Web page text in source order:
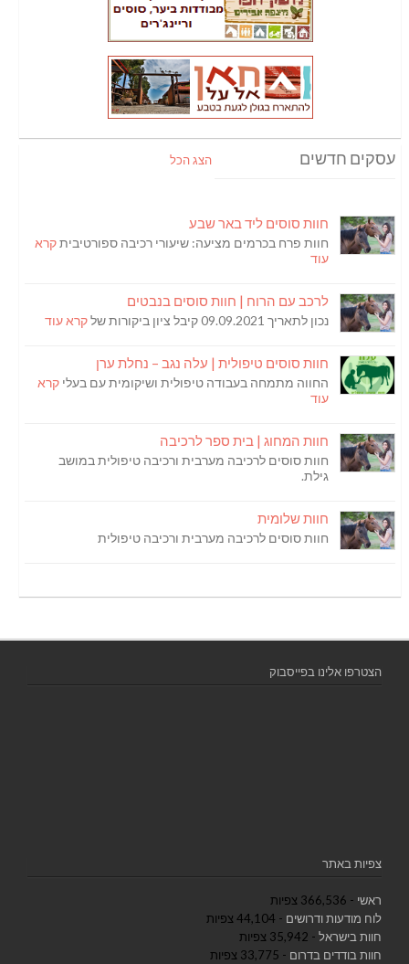
עסקים חדשים הצג הכל
חוות סוסים ליד באר שבע
חוות פרח בכרמים מציעה: שיעורי רכיבה ספורטיביתקרא
עוד
לרכב עם הרוח | חוות סוסים בנבטים
נכון לתאריך 09.09.2021 קיבל ציון ביקורות של קרא עוד
חוות סוסים טיפולית | עלה נגב – נחלת ערן
החווה מתמחה בעבודה טיפולית ושיקומית עם בעלי קרא
עוד
חוות המחוג | בית ספר לרכיבה
חוות סוסים לרכיבה מערבית ורכיבה טיפולית במושב
גילת.
חוות שלומית
חוות סוסים לרכיבה מערבית ורכיבה טיפולית
הצטרפו אלינו בפייסבוק
צפיות באתר
ראשי - 366,536 צפיות
לוח מודעות ודרושים - 44,104 צפיות
חוות בישראל - 35,942 צפיות
חוות בודדים בדרום - 33,775 צפיות